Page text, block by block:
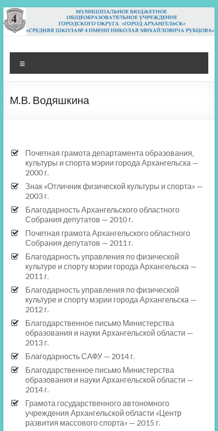
Перейти
к
содержимому
МБОУ СШ 4
Архангельск
М.В. Водяшкина
Почетная грамота департамента образования,
культуры и спорта мэрии города Архангельска —
2000 г.
Знак «Отличник физической культуры и спорта» —
2003 г.
Благодарность Архангельского областного
Собрания депутатов — 2010 г.
Почетная грамота Архангельского областного
Собрания депутатов — 2011 г.
Благодарность управления по физической
культуре и спорту мэрии города Архангельска —
2011 г.
Благодарность управления по физической
культуре и спорту мэрии города Архангельска —
2012 г.
Благодарственное письмо Министерства
образования и науки Архангельской области —
2013 г.
Благодарность САФУ — 2014 г.
Благодарственное письмо Министерства
образования и науки Архангельской области —
2014 г.
Грамота государственного автономного
учреждения Архангельской области «Центр
развития массового спорта» — 2015 г.